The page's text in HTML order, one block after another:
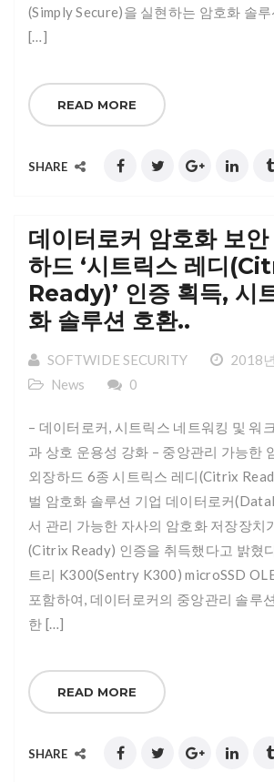
(Simply Secure)을 실현하는 암호화 솔
[…]
READ MORE
SHARE
데이터로커 암호화 보
하드 ‘시트릭스 레디
Ready)’ 인증 획득, 시
화 솔루션 호환..
SOFTWIDE SECURITY
2018
News
0
– 데이터로커, 시트릭스 네트워킹 및 워
과 상호 운용성 강화 – 중앙관리 가능한
외장하드 6종 시트릭스 레디(Citrix
벌 암호화 솔루션 기업 데이터로커
서 관리 가능한 자사의 암호화 저장장치
(Citrix Ready) 인증을 취득했다고 밝혔
트리 K300(Sentry K300) microSSD
포함하여, 데이터로커의 중앙관리 솔루
한 […]
READ MORE
SHARE